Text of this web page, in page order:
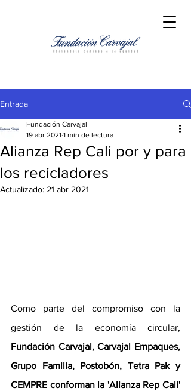
Entrada
Alianza Rep Cali por y para
los recicladores
Fundación Carvajal
19 abr 2021 1 min de lectura
Actualizado: 21 abr 2021
Como parte del compromiso con la
Fundación Carvajal, Carvajal Empaques,
Grupo Familia, Postobón, Tetra Pak y
CEMPRE conforman la 'Alianza Rep Cali'